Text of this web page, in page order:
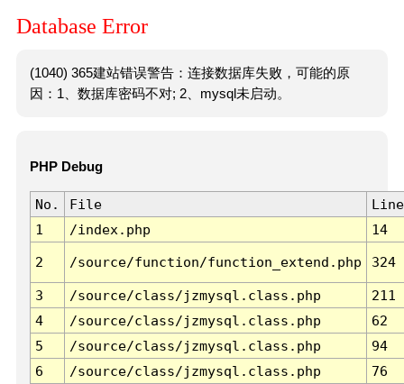
Database Error
(1040) 365建站错误警告：连接数据库失败，可能的原
因：1、数据库密码不对; 2、mysql未启动。
PHP Debug
No. File
Line
1
/index.php 14
2 /source/function/function_extend.php 324
3 /source/class/jzmysql.class.php
211
4
/source/class/jzmysql.class.php
62
5
/source/class/jzmysql.class.php
94
6
/source/class/jzmysql.class.php 76